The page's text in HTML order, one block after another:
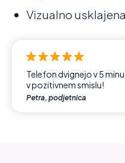
Vizualno
Telefon dvignejo v 5
v pozitivnem smislu!
Petra, podjetnica